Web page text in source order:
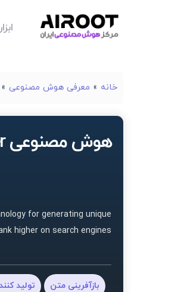
خانه » معرفی هوش مصنوعی »
هوش مصنوعی Spinrewriter
for generating unique
higher on search engines
بازآفرینی متن تولید